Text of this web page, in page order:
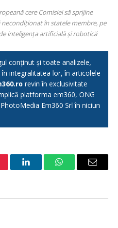
cere Comisiei să sprijine
în statele membre, pe
inteligența artificială și robotică
conținut și toate analizele,
integralitatea lor, în articolele
revin în exclusivitate
platforma em360, ONG
Em360 Srl în niciun
LinkedInWhatsAppEmail